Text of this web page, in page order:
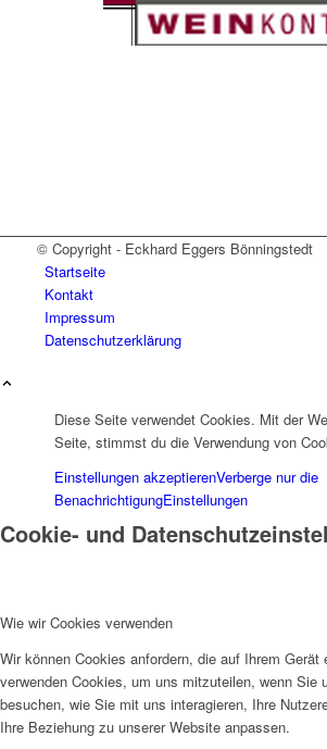
© Copyright - Eckhard Eggers Bönningstedt
Startseite
Kontakt
Impressum
Datenschutzerklärung
Diese Seite verwendet Cookies. Mit der
Seite, stimmst du die Verwendung von
Einstellungen akzeptierenVerberge nur die
BenachrichtigungEinstellungen
Cookie- und
Wie wir Cookies verwenden
Wir können Cookies anfordern, die auf Ihrem Gerät
verwenden Cookies, um uns mitzuteilen, wenn Sie
besuchen, wie Sie mit uns interagieren, Ihre
Ihre Beziehung zu unserer Website anpassen.